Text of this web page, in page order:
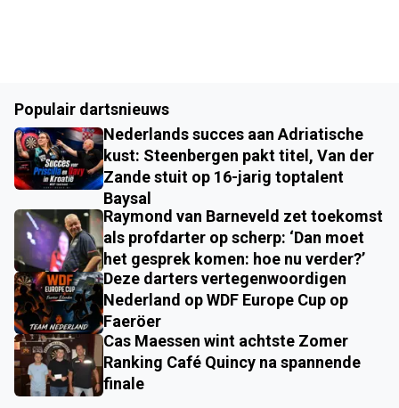
Populair dartsnieuws
Nederlands succes aan Adriatische
kust: Steenbergen pakt titel, Van der
Zande stuit op 16-jarig toptalent
Baysal
Raymond van Barneveld zet toekomst
als profdarter op scherp: ‘Dan moet
het gesprek komen: hoe nu verder?’
Deze darters vertegenwoordigen
Nederland op WDF Europe Cup op
Faeröer
Cas Maessen wint achtste Zomer
Ranking Café Quincy na spannende
finale